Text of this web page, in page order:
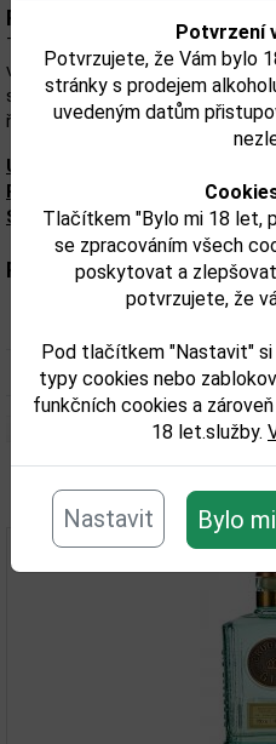
Potvrzení
Potvrzujete, že Vám bylo
stránky s prodejem
uvedeným datům
Tlačítkem "Bylo mi 18 let,
se zpracováním všech
poskytovat a
potvrzujete, že
Pod tlačítkem "Nastavit"
typy cookies nebo
funkčních cookies a
18 let.služby.
Nastavit Bylo
Popis:
Tahle parádní kombinace pálivé
veškerá ginová kouzla. Ať už si
samotný nebo si namícháte
řemeslný gin, který se vyrábí ve
Upozorňujeme, že tento
Presné zloženie a alergény
Skontrolujte prosím pred
Parametry:
Objem obalu (L):
Související zboží